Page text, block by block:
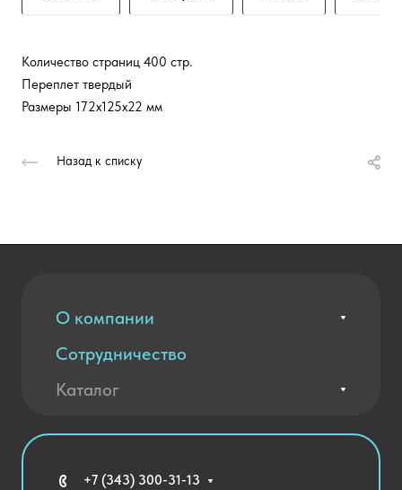
Количество страниц 400 стр.
Переплет твердый
Размеры 172x125x22 мм
Назад к списку
О компании
Вакансии
Контакты
Благодарственные письма
Сотрудничество
Оплата и доставка
Каталог
Технические средства обучения
+7 (343) 300-31-13